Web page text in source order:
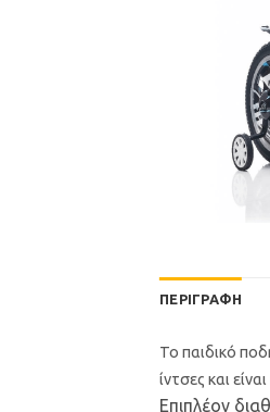
ΠΕΡΙΓΡΑΦΉ
Το παιδικό
ίντσες και
Επιπλέον